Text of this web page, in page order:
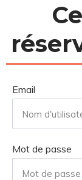
Email
Mot de passe